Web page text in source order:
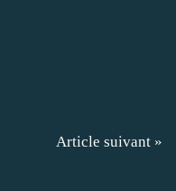
Article suivant »